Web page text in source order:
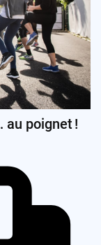
au poignet !